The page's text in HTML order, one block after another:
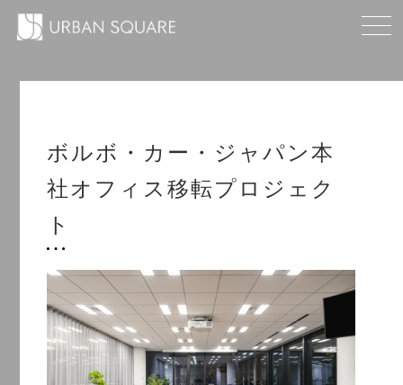
ボルボ・カー・ジャパン本
社オフィス移転プロジェク
ト